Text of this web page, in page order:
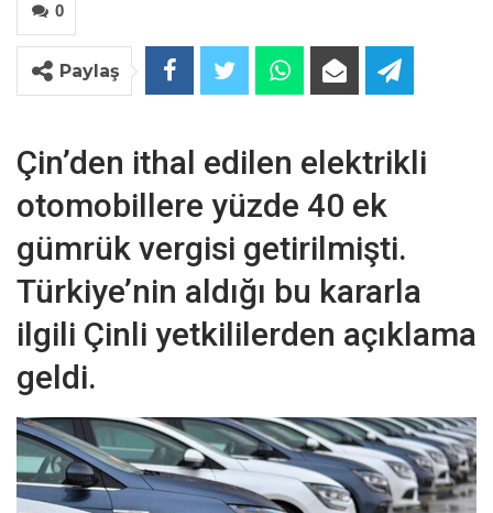
0
Paylaş
Çin’den ithal edilen elektrikli
otomobillere yüzde 40 ek
gümrük vergisi getirilmişti.
Türkiye’nin aldığı bu kararla
ilgili Çinli yetkililerden açıklama
geldi.